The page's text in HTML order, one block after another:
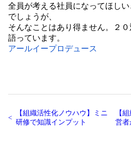
全員が考える社員になってほし
でしょうが、
そんなことはあり得ません。２
語っています。
アールイープロデュース
【組織活性化ノウハウ】ミニ
研修で知識インプット
【
営者